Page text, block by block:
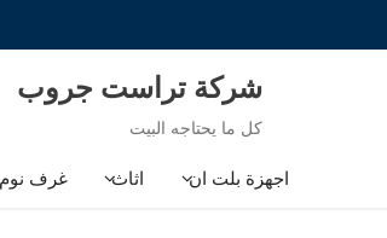
شركة تراست جروب
كل ما يحتاجه البيت
اجهزة بلت ان اثاث غرف نوم